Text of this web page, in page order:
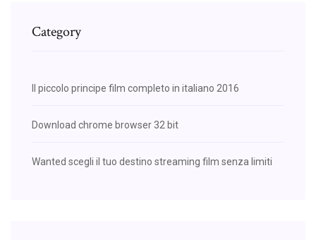
Category
Il piccolo principe film completo in italiano 2016
Download chrome browser 32 bit
Wanted scegli il tuo destino streaming film senza limiti